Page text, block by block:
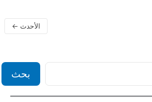
الأحدث ←
بحث